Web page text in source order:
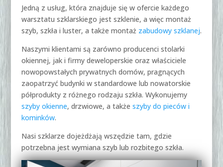
Jedną z usług, która znajduje się w ofercie każdego
warsztatu szklarskiego jest szklenie, a więc montaż
szyb, szkła i luster, a także montaż zabudowy szklanej.
Naszymi klientami są zarówno producenci stolarki
okiennej, jak i firmy deweloperskie oraz właściciele
nowopowstałych prywatnych domów, pragnących
zaopatrzyć budynki w standardowe lub nowatorskie
półprodukty z różnego rodzaju szkła. Wykonujemy
szyby okienne, drzwiowe, a także szyby do pieców i
kominków.
Nasi szklarze dojeżdżają wszędzie tam, gdzie
potrzebna jest wymiana szyb lub rozbitego szkła.